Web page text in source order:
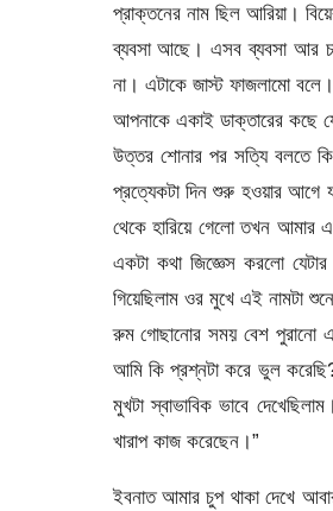
প্রাক্তনের নাম ছিল আরিয়া।
ব্যবসা আছে। এসব ব্যবসা আর
না। এটাকে জাস্ট ফাজলামো
আপনাকে একাই ডাক্তারের কছে
উত্তর শোনার পর সত্যি বলতে
প্রত্যেকটা দিন শুরু হওয়ার আগে
থেকে হারিয়ে গেলো তখন আমার
একটা কথা জিজ্ঞেস করলো
গিয়েছিলাম ওর মুখে এই
রুম গোছানোর সময় বেশ পুরানো
আমি কি প্রশ্নটা করে ভুল
মুখটা স্বাভাবিক ভাবে
খারাপ কাজ করেছেন।”
ইবনাত আমার চুপ থাকা দেখে